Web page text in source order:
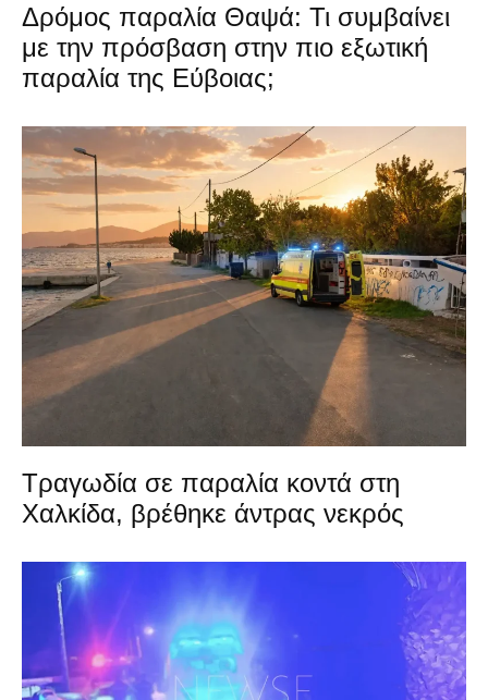
Δρόμος παραλία Θαψά: Τι συμβαίνει
με την πρόσβαση στην πιο εξωτική
παραλία της Εύβοιας;
Τραγωδία σε παραλία κοντά στη
Χαλκίδα, βρέθηκε άντρας νεκρός